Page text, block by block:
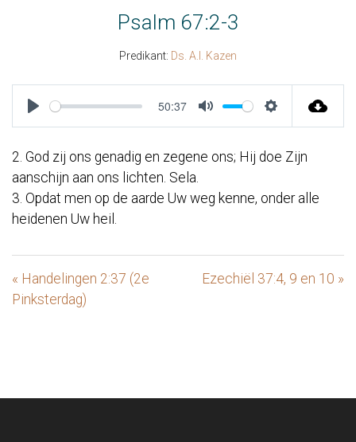
Psalm 67:2-3
Predikant: Ds. A.I. Kazen
Play
50:37
Mute Settings
2. God zij ons genadig en zegene ons; Hij doe Zijn
aanschijn aan ons lichten. Sela.
3. Opdat men op de aarde Uw weg kenne, onder alle
heidenen Uw heil.
« Handelingen 2:37 (2e
Pinksterdag)
Ezechiël 37:4, 9 en 10 »